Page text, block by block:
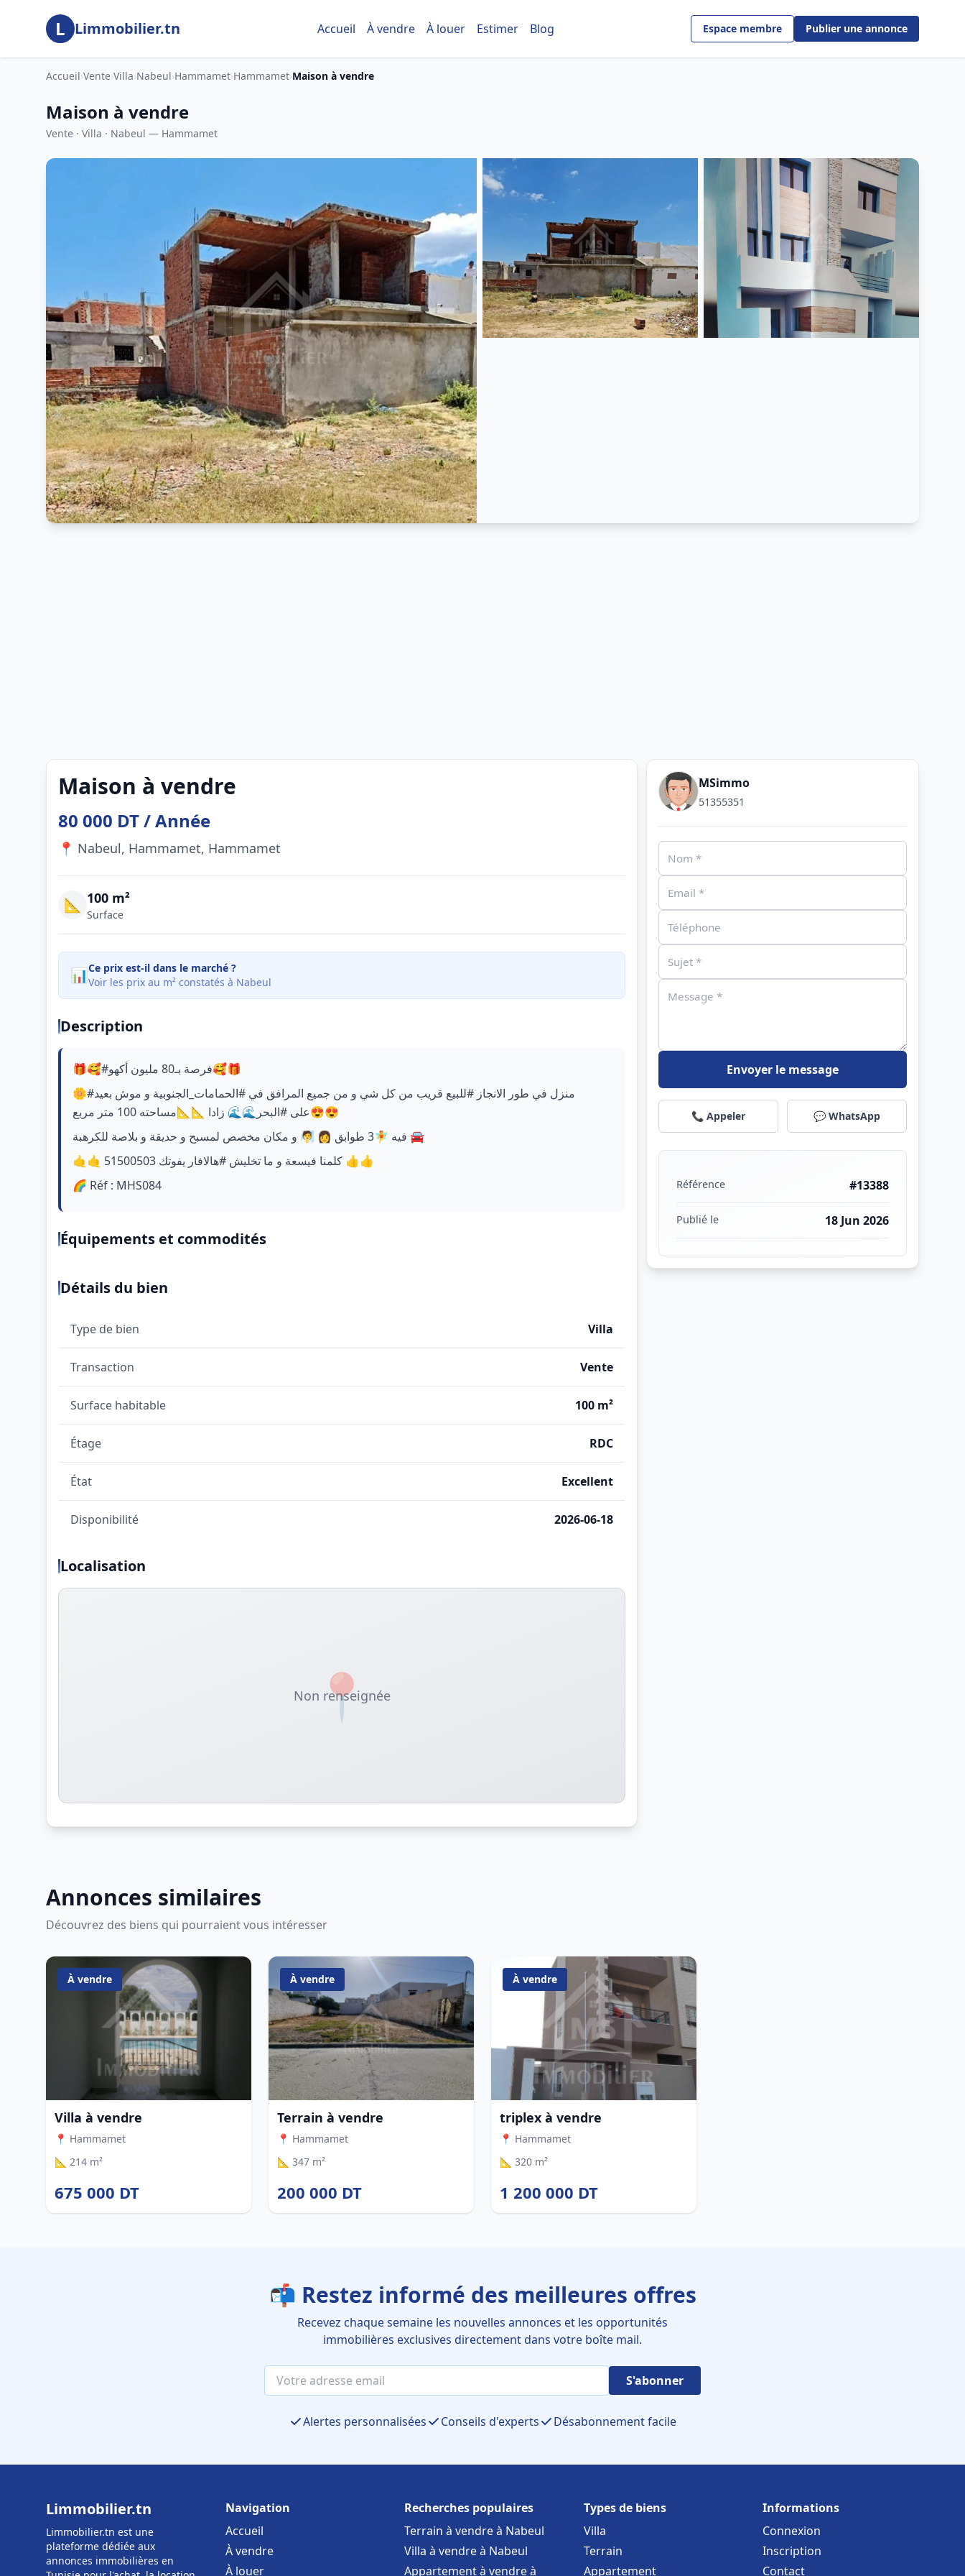
Aller au contenu principal
L Limmobilier.tn Accueil À vendre À louer Estimer Blog Espace membre Publier une annonce
Accueil›Vente›Villa›Nabeul›Hammamet›Hammamet›Maison à vendre
Maison à vendre
Vente · Villa · Nabeul — Hammamet
Maison à vendre
80 000 DT / Année
📍 Nabeul, Hammamet, Hammamet
📐 100 m²
Surface
📊Ce prix est-il dans le marché ?
Voir les prix au m² constatés à Nabeul
Description
🎁🥰#فرصة بـ80 مليون أكهو🥰🎁
🌼#منزل في طور الانجاز #للبيع قريب من كل شي و من جميع المرافق في #الحمامات_الجنوبية و موش بعيد
على #البحر🌊🌊 زادا 📐📐مساحته 100 متر مربع😍😍
فيه 🧚3 طوابق 👩 🧖 و مكان مخصص لمسبح و حديقة و بلاصة للكرهبة 🚘
🤙🤙 كلمنا فيسعة و ما تخليش #هالافار يفوتك 51500503 👍👍
🌈 Réf : MHS084
Équipements et commodités
Détails du bien
Type de bien Villa
Transaction Vente
Surface habitable 100 m²
Étage RDC
État Excellent
Disponibilité 2026-06-18
Localisation
📍
Non renseignée
MSimmo
51355351
Envoyer le message
📞 Appeler 💬 WhatsApp
Référence #13388
Publié le 18 Jun 2026
Annonces similaires
Découvrez des biens qui pourraient vous intéresser
À vendre
Villa à vendre
📍 Hammamet
📐 214 m²
675 000 DT
À vendre
Terrain à vendre
📍 Hammamet
📐 347 m²
200 000 DT
À vendre
triplex à vendre
📍 Hammamet
📐 320 m²
1 200 000 DT
📬 Restez informé des meilleures offres
Recevez chaque semaine les nouvelles annonces et les opportunités
immobilières exclusives directement dans votre boîte mail.
S'abonner
Alertes personnalisées Conseils d'experts Désabonnement facile
Limmobilier.tn
Limmobilier.tn est une
plateforme dédiée aux
annonces immobilières en
Navigation
Accueil
À vendre
À louer
Recherches populaires
Terrain à vendre à Nabeul
Villa à vendre à Nabeul
Appartement à vendre à
Types de biens
Villa
Terrain
Appartement
Informations
Connexion
Inscription
Contact